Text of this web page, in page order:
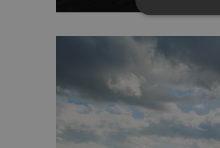
Nettstedet kan